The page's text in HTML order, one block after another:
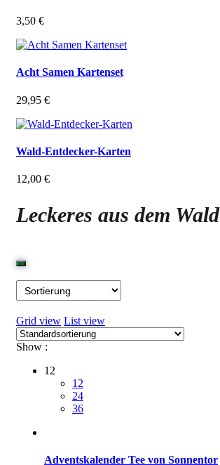
3,50 €
Acht Samen Kartenset
29,95 €
Wald-Entdecker-Karten
12,00 €
Leckeres aus dem Wald
Grid view List view
Show :
12
12
24
36
Adventskalender Tee von Sonnentor